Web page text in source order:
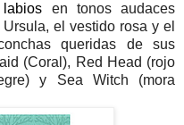
labios en tonos audaces
el vestido rosa y el
queridas de sus
(Coral), Red Head (rojo
y Sea Witch (mora